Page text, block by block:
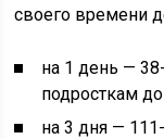
своего времени
на 1 день —
подросткам
на 3 дня —